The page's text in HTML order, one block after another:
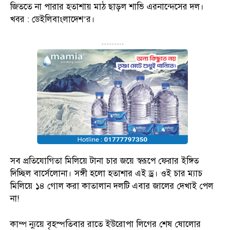
জিততে না পারার হতাশায় মাঠ ছাড়ল শাভি এরনান্দেসের দল।
খবর : ডেইলিবাংলাদেশ’র।
---------
সব প্রতিযোগিতা মিলিয়ে টানা চার জয়ে স্বরূপে ফেরার ইঙ্গিত
দিচ্ছিল বার্সেলোনা। সঙ্গী হলো হতাশার এই ড্র। ওই চার ম্যাচ
মিলিয়ে ১৪ গোল করা কাতালান দলটি এবার জালের দেখাই পেল
না!
কাম্প ন্যুয়ে বৃহস্পতিবার রাতে ইউরোপা লিগের শেষ ষোলোর